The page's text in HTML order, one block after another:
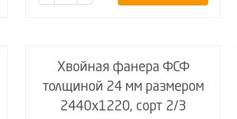
Хвойная фанера ФСФ
толщиной 24 мм размером
2440х1220, сорт 2/3